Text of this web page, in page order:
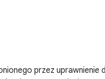
przez uprawnienie